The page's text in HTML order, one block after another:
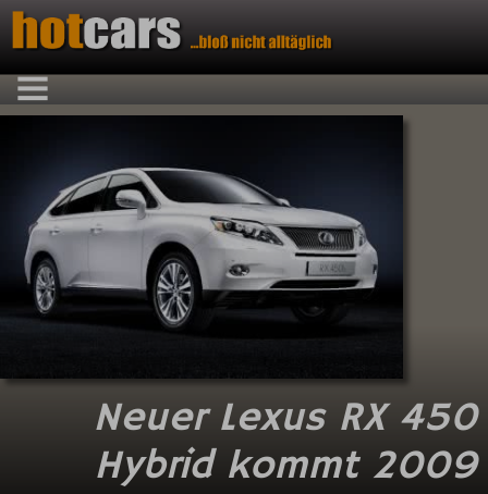
Neuer Lexus RX 450
Hybrid kommt 2009